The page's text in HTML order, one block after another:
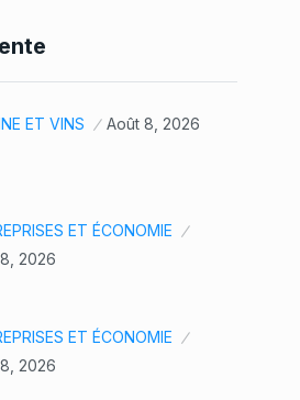
ET VINS Août 8, 2026
ET ÉCONOMIE
2026
ET ÉCONOMIE
2026